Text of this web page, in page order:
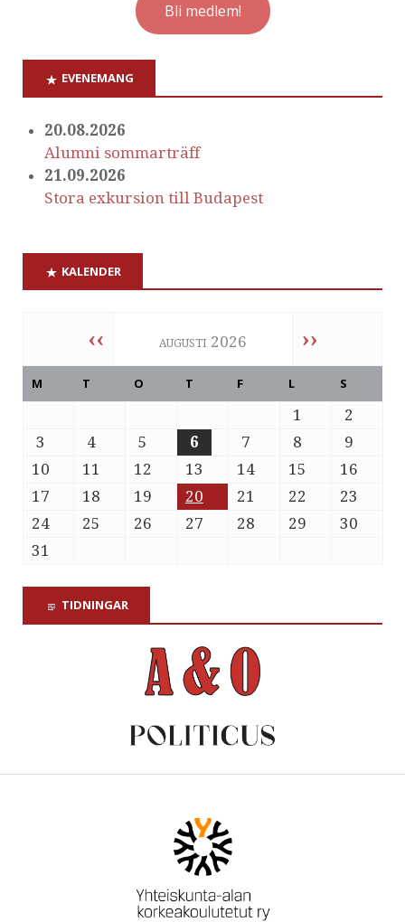
Bli medlem!
EVENEMANG
20.08.2026
Alumni sommarträff
21.09.2026
Stora exkursion till Budapest
KALENDER
‹‹ augusti 2026 ››
M T O T F L S
1
2
3
4 5 6 7 8
9
10
11 12 13 14 15
16
17
18 19 20 21 22
23
24
25 26 27 28 29
30
31
TIDNINGAR